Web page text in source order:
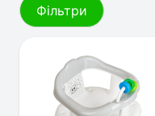
Фільтри